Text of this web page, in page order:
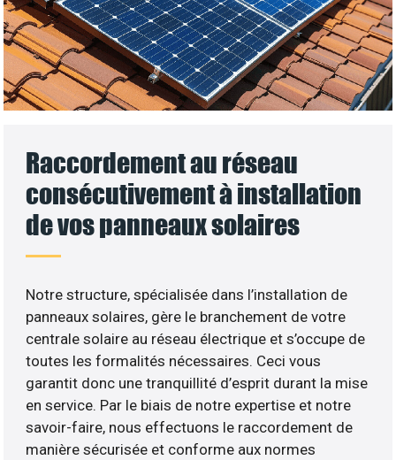
Raccordement au réseau
consécutivement à installation
de vos panneaux solaires
Notre structure, spécialisée dans l’installation de
panneaux solaires, gère le branchement de votre
centrale solaire au réseau électrique et s’occupe de
toutes les formalités nécessaires. Ceci vous
garantit donc une tranquillité d’esprit durant la mise
en service. Par le biais de notre expertise et notre
savoir-faire, nous effectuons le raccordement de
manière sécurisée et conforme aux normes